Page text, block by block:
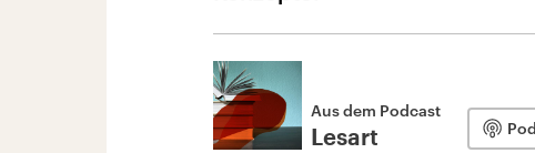
Aus dem Podcast
Lesart